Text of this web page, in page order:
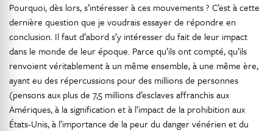
Pourquoi, dès lors, s’intéresser à ces mouvements ? C’est à cette
dernière question que je voudrais essayer de répondre en
conclusion. Il faut d’abord s’y intéresser du fait de leur impact
dans le monde de leur époque. Parce qu’ils ont compté, qu’ils
renvoient véritablement à un même ensemble, à une même ère,
ayant eu des répercussions pour des millions de personnes
(pensons aux plus de 7,5 millions d’esclaves affranchis aux
Amériques, à la signification et à l’impact de la prohibition aux
États-Unis, à l’importance de la peur du danger vénérien et du